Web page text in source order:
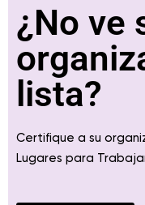
¿No ve
lista?
Certifique a su
Lugares para